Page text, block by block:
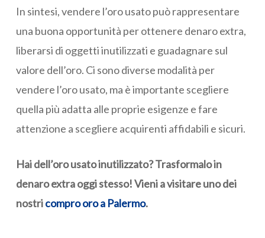
In sintesi, vendere l’oro usato può rappresentare
una buona opportunità per ottenere denaro extra,
liberarsi di oggetti inutilizzati e guadagnare sul
valore dell’oro. Ci sono diverse modalità per
vendere l’oro usato, ma è importante scegliere
quella più adatta alle proprie esigenze e fare
attenzione a scegliere acquirenti affidabili e sicuri.
Hai dell’oro usato inutilizzato? Trasformalo in
denaro extra oggi stesso! Vieni a visitare uno dei
nostricompro oro a Palermo.